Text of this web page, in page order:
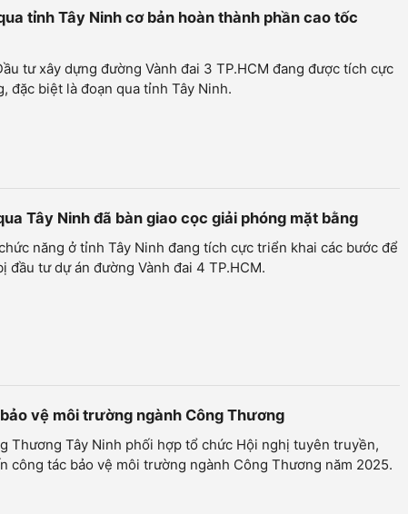
tỉnh Tây Ninh cơ bản hoàn thành phần cao tốc
tư xây dựng đường Vành đai 3 TP.HCM đang được tích cực
đặc biệt là đoạn qua tỉnh Tây Ninh.
Tây Ninh đã bàn giao cọc giải phóng mặt bằng
năng ở tỉnh Tây Ninh đang tích cực triển khai các bước để
đầu tư dự án đường Vành đai 4 TP.HCM.
vệ môi trường ngành Công Thương
Thương Tây Ninh phối hợp tổ chức Hội nghị tuyên truyền,
công tác bảo vệ môi trường ngành Công Thương năm 2025.